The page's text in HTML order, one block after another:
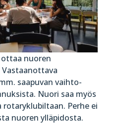
nuoren
Vastaanottava
saapuvan vaihto-
Nuori saa myös
Perhe ei
nuoren ylläpidosta.